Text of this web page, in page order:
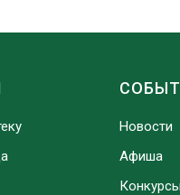
Новости
Афиша
Конкурсы